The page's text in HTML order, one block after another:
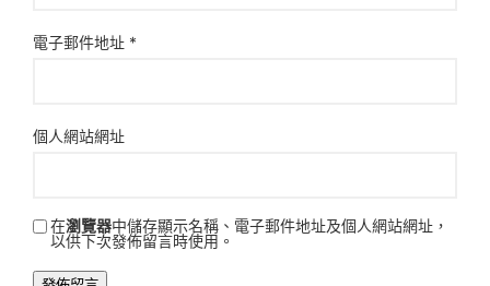
電子郵件地址 *
個人網站網址
在瀏覽器中儲存顯示名稱、電子郵件地址及個人網站網址，
以供下次發佈留言時使用。